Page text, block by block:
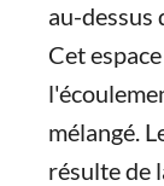
au-dessus
Cet
mélangé.
résulte de